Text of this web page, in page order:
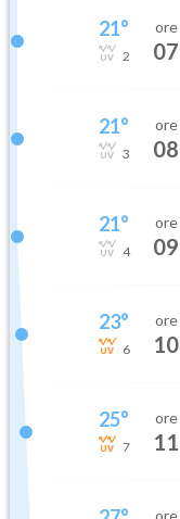
21°
2
ore
07
21°
3
ore
08
21°
4
ore
09
23°
6
ore
10
25°
7
ore
11
ore